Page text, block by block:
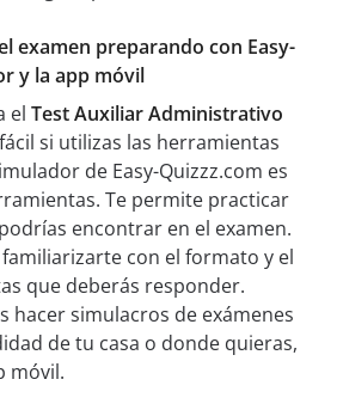
examen preparando con Easy-
y la app móvil
el Test Auxiliar Administrativo
si utilizas las herramientas
de Easy-Quizzz.com es
Te permite practicar
encontrar en el examen.
con el formato y el
que deberás responder.
hacer simulacros de exámenes
de tu casa o donde quieras,
móvil.